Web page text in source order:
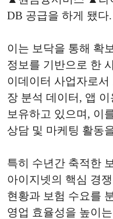
DB 공급을 하게 됐다.
이는 보닥을 통해 확
정보를 기반으로 한
이데이터 사업자로
장 분석 데이터, 앱
보유하고 있으며, 이
상담 및 마케팅 활동
특히 수년간 축적한
아이지넷의 핵심 경
현황과 보험 수요를
영업 효율성을 높이